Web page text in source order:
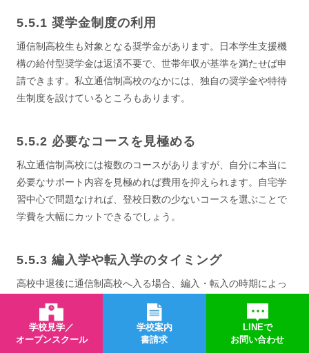
奨学金制度の利用
通信制高校生も対象となる奨学金があります。日本学生支援機
構の給付型奨学金は返済不要で、世帯年収が基準を満たせば申
請できます。私立通信制高校のなかには、独自の奨学金や特待
生制度を設けているところもあります。
必要なコースを見極める
私立通信制高校には複数のコースがありますが、自分に本当に
必要なサポート内容を見極めれば費用を抑えられます。自宅学
習中心で問題なければ、登校日数の少ないコースを選ぶことで
学費を大幅にカットできるでしょう。
編入学や転入学のタイミング
高校中退後に通信制高校へ入る場合、編入・転入の時期によっ
もらえれば、卒業までの期間と総費用を抑えられます。
学校見学／
オープンスクール
学校案内
書請求
LINEで
お問い合わせ